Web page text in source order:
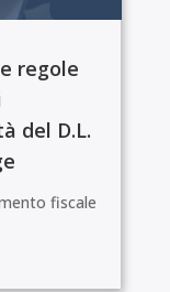
regole
del D.L.
fiscale